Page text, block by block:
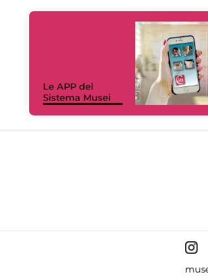
Le APP del
Sistema Musei